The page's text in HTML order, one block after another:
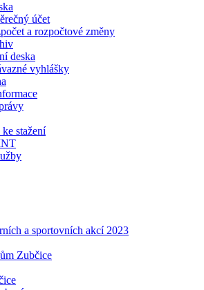
účet
a rozpočtové změny
deska
vyhlášky
stažení
a sportovních akcí 2023
Zubčice